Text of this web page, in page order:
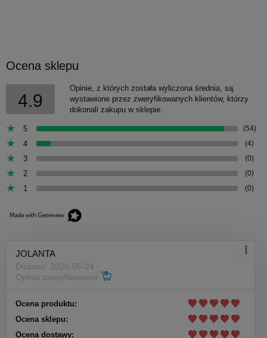
Ocena sklepu
4.9
Opinie, z których została wyliczona średnia, są
wystawione przez zweryfikowanych klientów, którzy
dokonali zakupu w sklepie.
5 (54)
4 (4)
3 (0)
2 (0)
1 (0)
JOLANTA
Dodano: 2026-05-24
Opinia zweryfikowana
Ocena produktu:
Ocena sklepu:
Ocena dostawy: